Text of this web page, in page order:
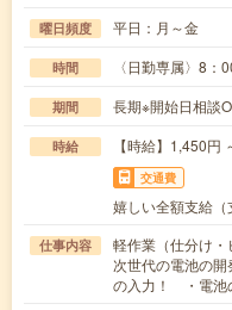
曜日頻度 平日：月～金
時間 〈日勤専属〉8
期間 長期※開始日相談
時給 【時給】1,450円
交通費
嬉しい全額支給（
仕事内容
軽作業（仕分け・
次世代の電池の
の入力！ ・電池